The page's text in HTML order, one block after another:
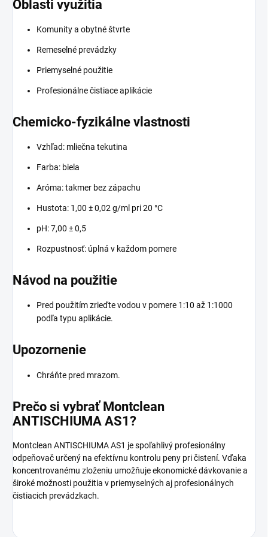
Oblasti využitia
Komunity a obytné štvrte
Remeselné prevádzky
Priemyselné použitie
Profesionálne čistiace aplikácie
Chemicko-fyzikálne vlastnosti
Vzhľad: mliečna tekutina
Farba: biela
Aróma: takmer bez zápachu
Hustota: 1,00 ± 0,02 g/ml pri 20 °C
pH: 7,00 ± 0,5
Rozpustnosť: úplná v každom pomere
Návod na použitie
Pred použitím zrieďte vodou v pomere 1:10 až 1:1000
podľa typu aplikácie.
Upozornenie
Chráňte pred mrazom.
Prečo si vybrať Montclean
ANTISCHIUMA AS1?
Montclean ANTISCHIUMA AS1 je spoľahlivý profesionálny
odpeňovač určený na efektívnu kontrolu peny pri čistení. Vďaka
koncentrovanému zloženiu umožňuje ekonomické dávkovanie a
široké možnosti použitia v priemyselných aj profesionálnych
čistiacich prevádzkach.